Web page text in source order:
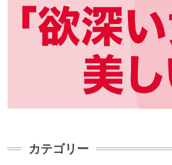
カテゴリー